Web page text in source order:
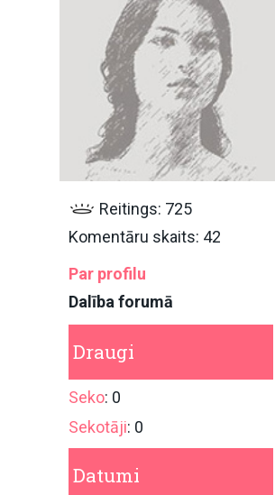
Reitings: 725
Komentāru skaits: 42
Par profilu
Dalība forumā
Draugi
Seko: 0
Sekotāji: 0
Datumi